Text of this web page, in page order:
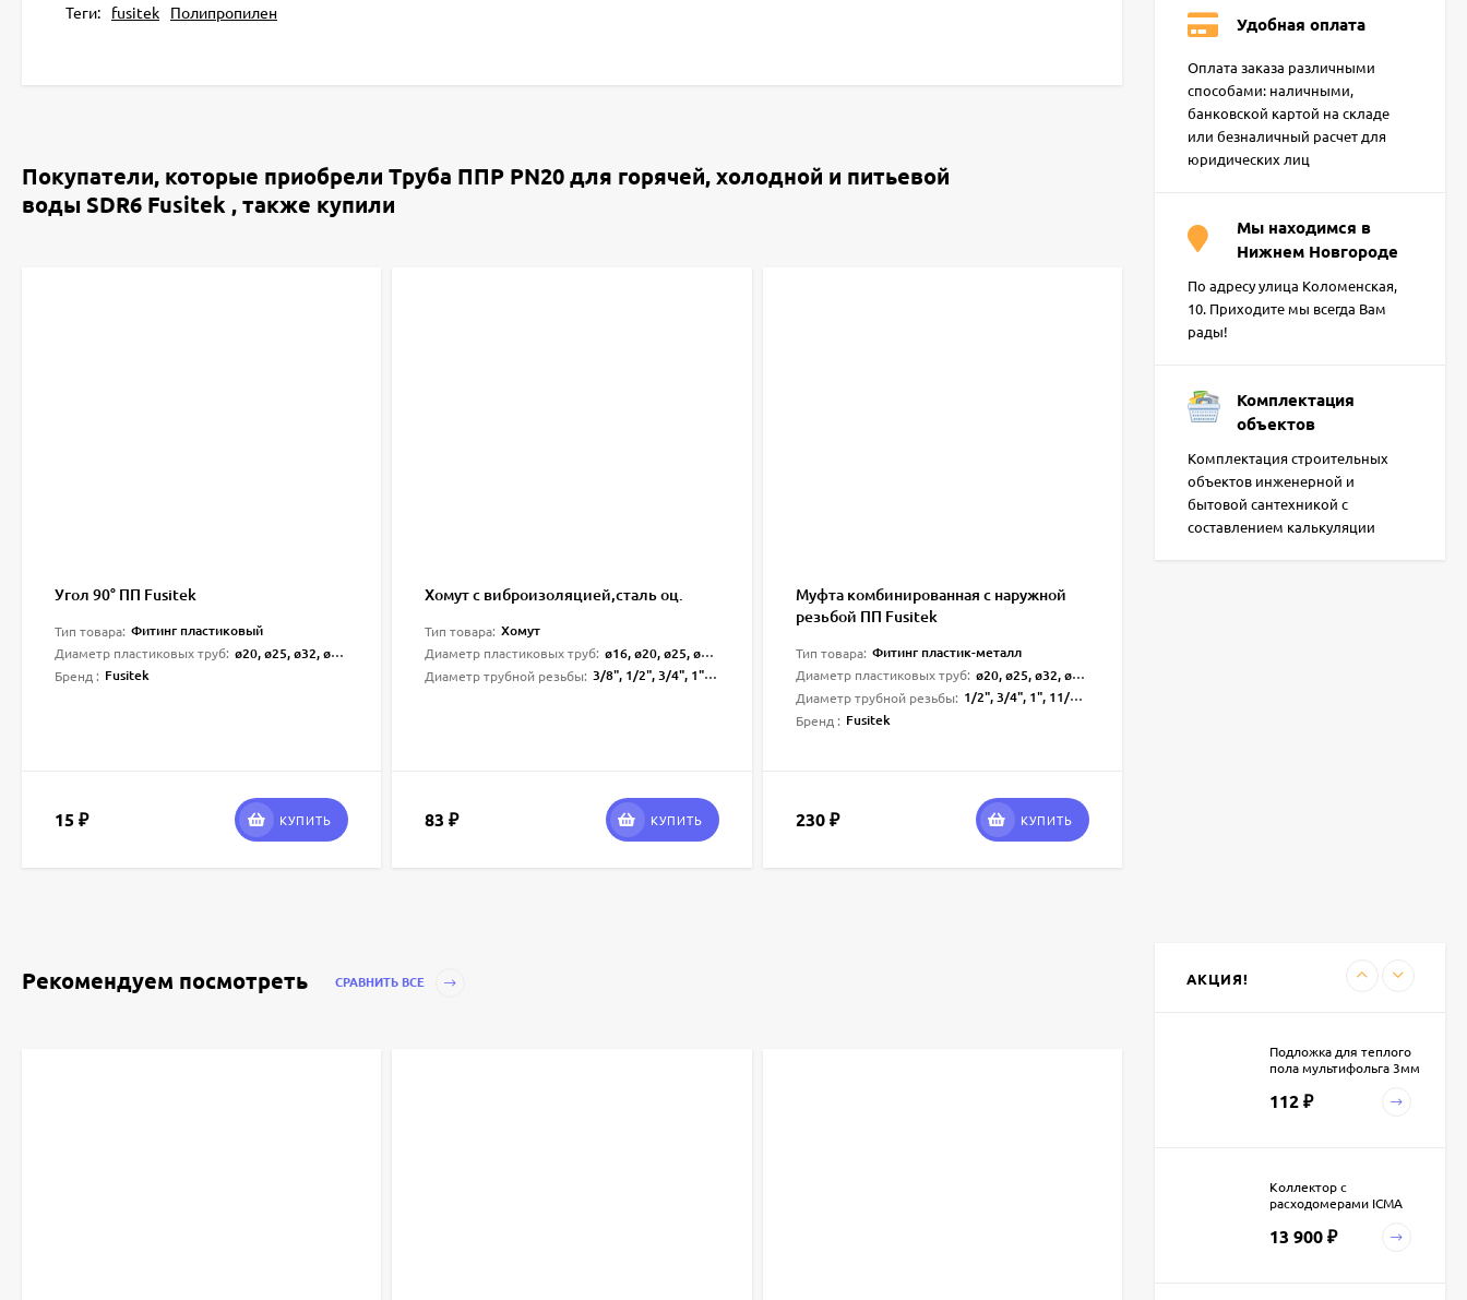
Теги: fusitek Полипропилен
Покупатели, которые приобрели Труба ППР PN20 для горячей, холодной и питьевой
воды SDR6 Fusitek , также купили
Угол 90° ПП Fusitek
Тип товара: Фитинг пластиковый
Диаметр пластиковых труб: ø20, ø25, ø32, ø40, ø50, ø63, ø75, ø90, ø110
Бренд : Fusitek
15 ₽ КУПИТЬ
Хомут c виброизоляцией,сталь оц.
Тип товара: Хомут
Диаметр пластиковых труб: ø16, ø20, ø25, ø32, ø40, ø50, ø63, ø75, ø110
Диаметр трубной резьбы: 3/8", 1/2", 3/4", 1", 11/4", 11/2", 2", 2 1/2", 4"
83₽ КУПИТЬ
Муфта комбинированная с наружной
резьбой ПП Fusitek
Тип товара: Фитинг пластик-металл
Диаметр пластиковых труб: ø20, ø25, ø32, ø40, ø50, ø63
Диаметр трубной резьбы: 1/2", 3/4", 1", 11/4", 11/2", 2"
Бренд : Fusitek
230 ₽ КУПИТЬ
Рекомендуем посмотреть СРАВНИТЬ ВСЕ
Удобная оплата
Оплата заказа различными
способами: наличными,
банковской картой на складе
или безналичный расчет для
юридических лиц
Мы находимся в
Нижнем Новгороде
По адресу улица Коломенская,
10. Приходите мы всегда Вам
рады!
Комплектация
объектов
Комплектация строительных
объектов инженерной и
бытовой сантехникой с
составлением калькуляции
АКЦИЯ!
Подложка для теплого
пола мультифольга 3мм
112 ₽
Коллектор с
расходомерами ICMA
13 900 ₽